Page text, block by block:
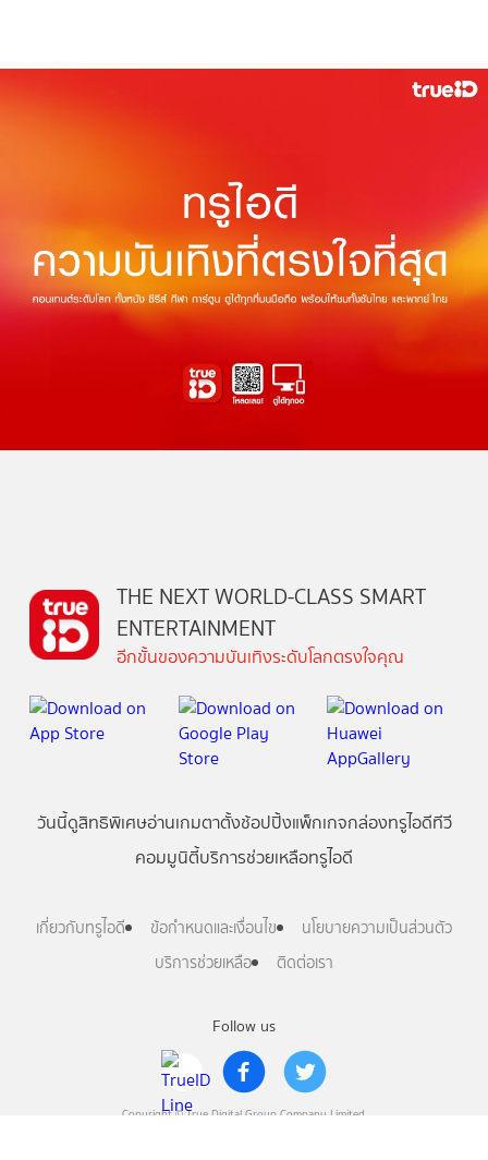
Follow us
Copyright © True Digital Group Company Limited.
THE NEXT WORLD-CLASS SMART
ENTERTAINMENT
อีกขั้นของความบันเทิงระดับโลกตรงใจคุณ
วันนี้ดูสิทธิพิเศษอ่านเกมตาตั้งช้อปปิ้งแพ็กเกจกล่องทรูไอดีทีวี
คอมมูนิตี้บริการช่วยเหลือทรูไอดี
เกี่ยวกับทรูไอดี ข้อกำหนดและเงื่อนไข
นโยบายความเป็นส่วนตัว
บริการช่วยเหลือ
ติดต่อเรา